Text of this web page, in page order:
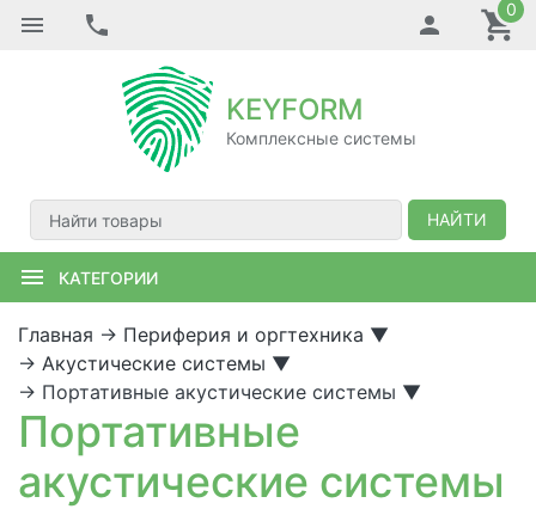
0
KEYFORM
Комплексные системы
НАЙТИ
КАТЕГОРИИ
Главная → Периферия и оргтехника ▼
→ Акустические системы ▼
→ Портативные акустические системы ▼
Портативные
акустические системы